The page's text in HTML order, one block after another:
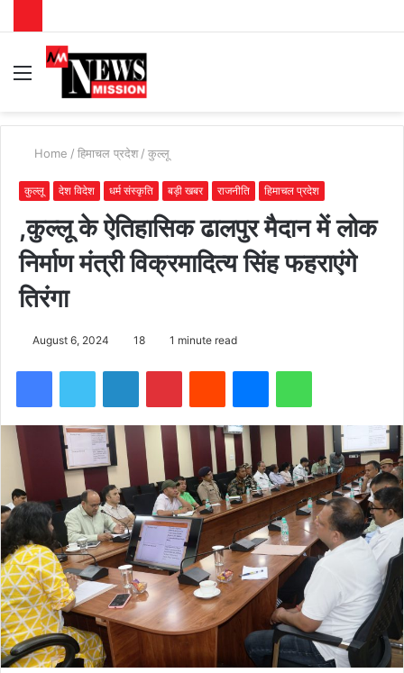
Menu
Home / हिमाचल प्रदेश / कुल्लू
कुल्लू देश विदेश धर्म संस्कृति बड़ी खबर राजनीति हिमाचल प्रदेश
,कुल्लू के ऐतिहासिक ढालपुर मैदान में लोक
निर्माण मंत्री विक्रमादित्य सिंह फहराएंगे
तिरंगा
August 6, 2024 18 1 minute read